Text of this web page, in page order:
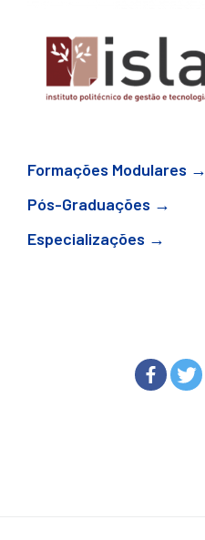
Formações Modulares →
Pós-Graduações →
Especializações →